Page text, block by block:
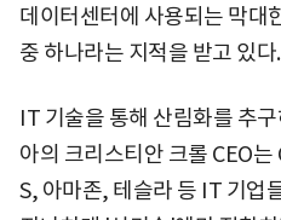
데이터센터에 사용되는 막대
중 하나라는 지적을 받고 있다.
IT 기술을 통해 산림화를 추
아의 크리스티안 크롤 CEO
S, 아마존, 테슬라 등 IT 기업